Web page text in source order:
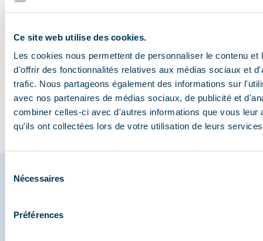
Ce site web utilise des cookies.
Les cookies nous permettent de personnaliser le contenu et
d'offrir des fonctionnalités relatives aux médias sociaux et
trafic. Nous partageons également des informations sur
avec nos partenaires de médias sociaux, de publicité et
combiner celles-ci avec d'autres informations que vous leur
qu'ils ont collectées lors de votre utilisation de leurs
Nécessaires
Préférences
comment les obse…
pas
Visiter le blog
Partagez vos moments à